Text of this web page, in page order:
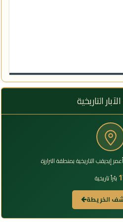
التاريخية
إيديقب التاريخية بمنطقة الترارزة
بئراً تاريخية
الخريطة